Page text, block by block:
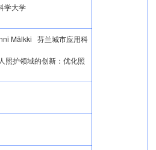
学大学
Mälkki 芬兰城市应用科
照护领域的创新：优化照